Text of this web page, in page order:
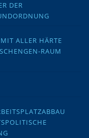
DER
ALLER HÄRTE
RAUM